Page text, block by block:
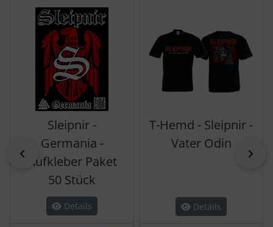
Sleipnir -
Germania -
Aufkleber Paket
50 Stück
Details
T-Hemd - Sleipnir -
Vater Odin
Details